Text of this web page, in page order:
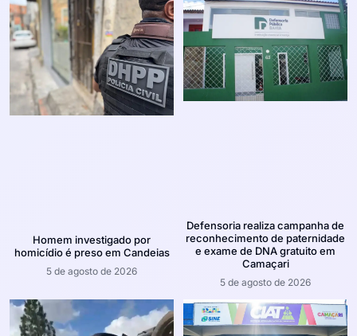
Homem investigado por
homicídio é preso em Candeias
5 de agosto de 2026
Defensoria realiza campanha de
reconhecimento de paternidade
e exame de DNA gratuito em
Camaçari
5 de agosto de 2026